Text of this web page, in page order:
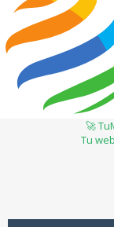
🚀
Tu